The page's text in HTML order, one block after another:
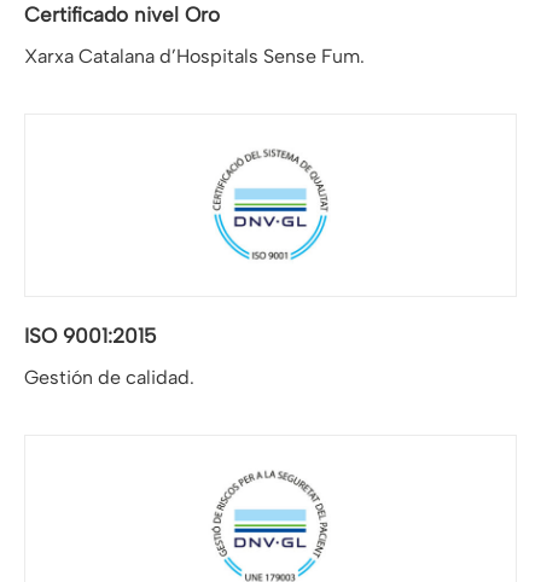
Certificado nivel Oro
Xarxa Catalana d’Hospitals Sense Fum.
ISO 9001:2015
Gestión de calidad.